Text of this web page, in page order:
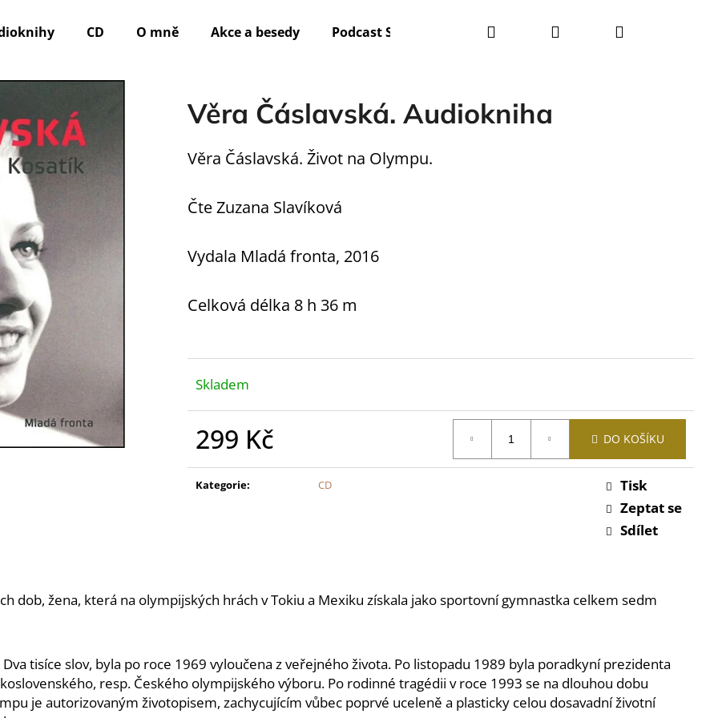
CD O mně Akce a besedy Podcast Svět PK Hledat PřihlášeníNákupní
Věra Čáslavská. Audiokniha
Věra Čáslavská. Život na Olympu.
Čte Zuzana Slavíková
Vydala Mladá fronta, 2016
Celková délka 8 h 36 m
Skladem
299 Kč
cena:
DO KOŠÍKU
Kategorie: CD
Tisk
Zeptat se
Sdílet
dob, žena, která na olympijských hrách v Tokiu a Mexiku získala jako sportovní gymnastka celkem sedm
tisíce slov, byla po roce 1969 vyloučena z veřejného života. Po listopadu 1989 byla poradkyní prezidenta
resp. Českého olympijského výboru. Po rodinné tragédii v roce 1993 se na dlouhou dobu
je autorizovaným životopisem, zachycujícím vůbec poprvé uceleně a plasticky celou dosavadní životní
Co potřebujete najít?
HLEDAT